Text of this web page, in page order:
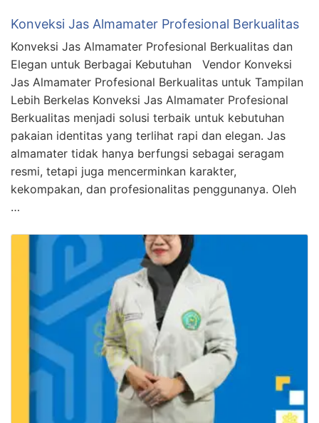
Konveksi Jas Almamater Profesional Berkualitas
Konveksi Jas Almamater Profesional Berkualitas dan
Elegan untuk Berbagai Kebutuhan Vendor Konveksi
Jas Almamater Profesional Berkualitas untuk Tampilan
Lebih Berkelas Konveksi Jas Almamater Profesional
Berkualitas menjadi solusi terbaik untuk kebutuhan
pakaian identitas yang terlihat rapi dan elegan. Jas
almamater tidak hanya berfungsi sebagai seragam
resmi, tetapi juga mencerminkan karakter,
kekompakan, dan profesionalitas penggunanya. Oleh
…